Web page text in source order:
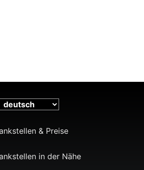
& Preise
in der Nähe